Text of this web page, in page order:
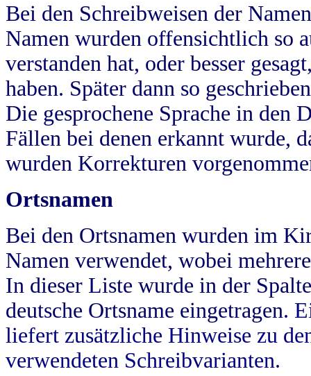
Bei den Schreibweisen der
Namen wurden offensichtlich so
verstanden hat, oder besser
haben. Später dann so
Die gesprochene Sprache in
Fällen bei denen erkannt wurde,
wurden Korrekturen
Ortsnamen
Bei den Ortsnamen wurden im
Namen verwendet, wobei
In dieser Liste wurde in der
deutsche Ortsname eingetragen.
liefert zusätzliche Hinweise zu
verwendeten Schreibvarianten.